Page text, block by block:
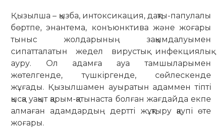
Қызылша – қызба, интоксикация, дақты-папулалы
бөртпе, энантема, конъюнктива және жоғары
тыныс жолдарының зақым­далуымен
сипатталатын жедел вирустық инфекциялық
ауру. Ол адамға ауа там­шы­ларымен
жөтелгенде, түшкір­генде, сөй­­лескенде
жұғады. Қызылшамен ауыра­тын адаммен тіпті
қысқа уақыт қарым-қа­тынаста болған жағдайда екпе
алмаған адам­дардың дертті жұқтыру қаупі өте
жоғары.